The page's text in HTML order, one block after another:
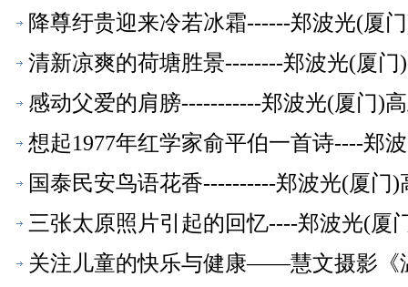
降尊纡贵迎来冷若冰霜------郑波光(厦
清新凉爽的荷塘胜景--------郑波光(厦
感动父爱的肩膀-----------郑波光(厦门)
想起1977年红学家俞平伯一首诗----郑
国泰民安鸟语花香----------郑波光(厦门
三张太原照片引起的回忆----郑波光(厦
关注儿童的快乐与健康——慧文摄影《